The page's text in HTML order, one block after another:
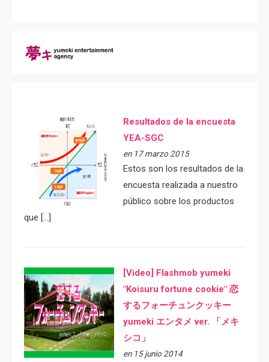
Resultados de la encuesta
YEA-SGC
en 17 marzo 2015
Estos son los resultados de la
encuesta realizada a nuestro
público sobre los productos
que […]
[Video] Flashmob yumeki
"Koisuru fortune cookie" 恋
するフォーチュンクッキー
yumeki エンタメ ver. 「メキ
シコ」
en 15 junio 2014